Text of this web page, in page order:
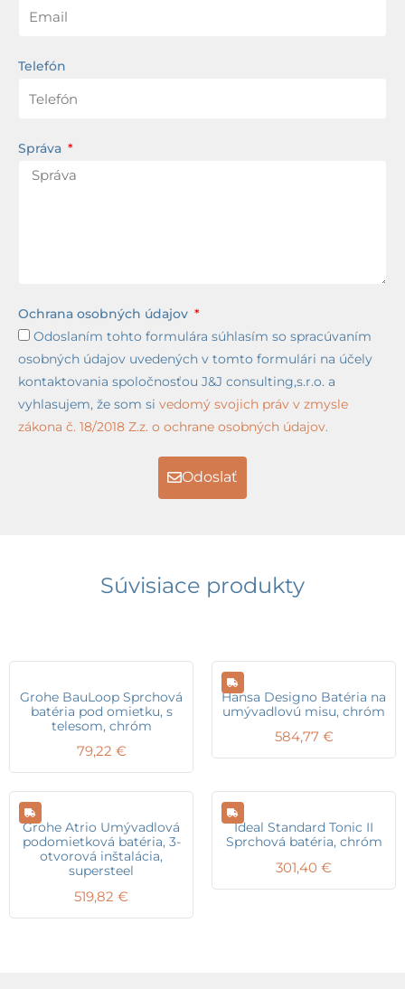
Telefón
Správa
Ochrana osobných údajov
Odoslaním tohto formulára súhlasím so spracúvaním
osobných údajov uvedených v tomto formulári na účely
kontaktovania spoločnosťou J&J consulting,s.r.o. a
vyhlasujem, že som si vedomý svojich práv v zmysle
zákona č. 18/2018 Z.z. o ochrane osobných údajov.
Odoslať
Súvisiace produkty
Grohe BauLoop Sprchová
batéria pod omietku, s
telesom, chróm
79,22 €
Hansa Designo Batéria na
umývadlovú misu, chróm
584,77 €
Grohe Atrio Umývadlová
podomietková batéria, 3-
otvorová inštalácia,
supersteel
519,82 €
Ideal Standard Tonic II
Sprchová batéria, chróm
301,40 €